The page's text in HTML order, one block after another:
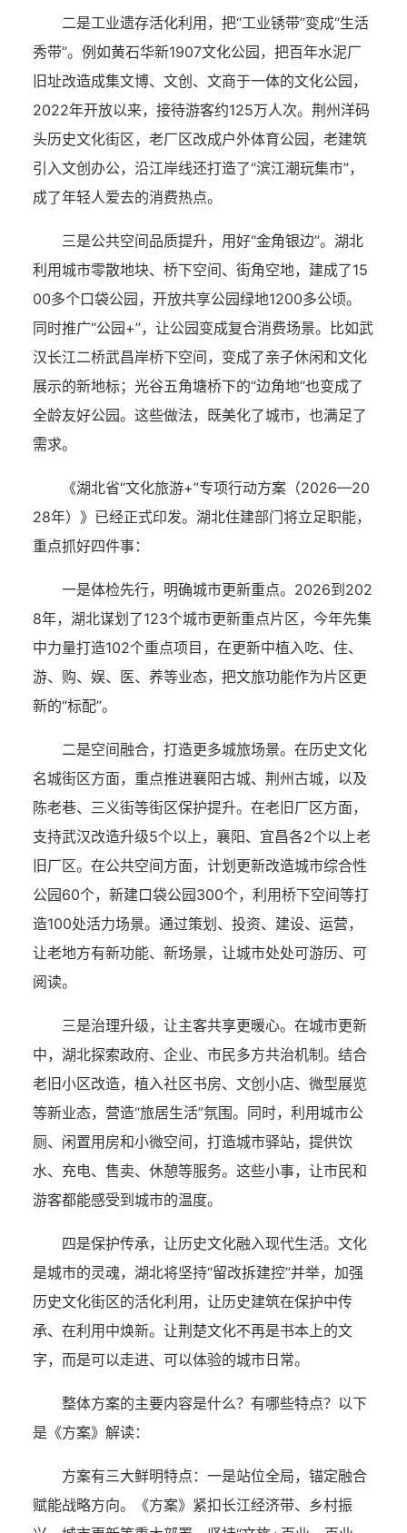
二是工业遗存活化利用，把“工业锈带”变成“生活
秀带”。例如黄石华新1907文化公园，把百年水泥厂
旧址改造成集文博、文创、文商于一体的文化公园，
2022年开放以来，接待游客约125万人次。荆州洋码
头历史文化街区，老厂区改成户外体育公园，老建筑
引入文创办公，沿江岸线还打造了“滨江潮玩集市”，
成了年轻人爱去的消费热点。
三是公共空间品质提升，用好“金角银边”。湖北
利用城市零散地块、桥下空间、街角空地，建成了15
00多个口袋公园，开放共享公园绿地1200多公顷。
同时推广“公园+”，让公园变成复合消费场景。比如武
汉长江二桥武昌岸桥下空间，变成了亲子休闲和文化
展示的新地标；光谷五角塘桥下的“边角地”也变成了
全龄友好公园。这些做法，既美化了城市，也满足了
需求。
《湖北省“文化旅游+”专项行动方案（2026—20
28年）》已经正式印发。湖北住建部门将立足职能，
重点抓好四件事：
一是体检先行，明确城市更新重点。2026到202
8年，湖北谋划了123个城市更新重点片区，今年先集
中力量打造102个重点项目，在更新中植入吃、住、
游、购、娱、医、养等业态，把文旅功能作为片区更
新的“标配”。
二是空间融合，打造更多城旅场景。在历史文化
名城街区方面，重点推进襄阳古城、荆州古城，以及
陈老巷、三义街等街区保护提升。在老旧厂区方面，
支持武汉改造升级5个以上，襄阳、宜昌各2个以上老
旧厂区。在公共空间方面，计划更新改造城市综合性
公园60个，新建口袋公园300个，利用桥下空间等打
造100处活力场景。通过策划、投资、建设、运营，
让老地方有新功能、新场景，让城市处处可游历、可
阅读。
三是治理升级，让主客共享更暖心。在城市更新
中，湖北探索政府、企业、市民多方共治机制。结合
老旧小区改造，植入社区书房、文创小店、微型展览
等新业态，营造“旅居生活”氛围。同时，利用城市公
厕、闲置用房和小微空间，打造城市驿站，提供饮
水、充电、售卖、休憩等服务。这些小事，让市民和
游客都能感受到城市的温度。
四是保护传承，让历史文化融入现代生活。文化
是城市的灵魂，湖北将坚持“留改拆建控”并举，加强
历史文化街区的活化利用，让历史建筑在保护中传
承、在利用中焕新。让荆楚文化不再是书本上的文
字，而是可以走进、可以体验的城市日常。
整体方案的主要内容是什么？有哪些特点？以下
是《方案》解读：
方案有三大鲜明特点：一是站位全局，锚定融合
赋能战略方向。《方案》紧扣长江经济带、乡村振